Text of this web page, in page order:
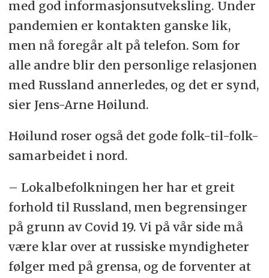
med god informasjonsutveksling. Under
pandemien er kontakten ganske lik,
men nå foregår alt på telefon. Som for
alle andre blir den personlige relasjonen
med Russland annerledes, og det er synd,
sier Jens-Arne Høilund.
Høilund roser også det gode folk-til-folk-
samarbeidet i nord.
– Lokalbefolkningen her har et greit
forhold til Russland, men begrensinger
på grunn av Covid 19. Vi på vår side må
være klar over at russiske myndigheter
følger med på grensa, og de forventer at